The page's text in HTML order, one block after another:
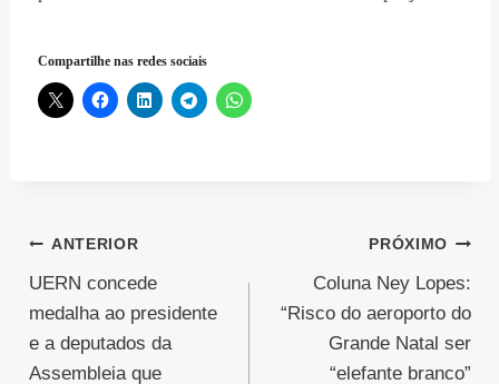
Compartilhe nas redes sociais
Navegação
de
Post
ANTERIOR
UERN concede
medalha ao presidente
e a deputados da
Assembleia que
PRÓXIMO
Coluna Ney Lopes:
“Risco do aeroporto do
Grande Natal ser
“elefante branco”